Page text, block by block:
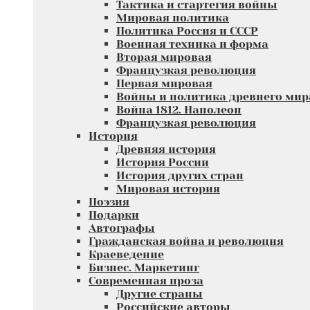
Тактика и стартегия войны
Мировая политика
Политика Россия и СССР
Военная техника и форма
Вторая мировая
Французкая революция
Первая мировая
Войны и политика древнего
Война 1812. Наполеон
Французкая революция
История
Древняя история
История России
История других стран
Мировая история
Поэзия
Подарки
Автографы
Гражданская война и революция
Краеведение
Бизнес. Маркетинг
Современная проза
Другие страны
Российские авторы